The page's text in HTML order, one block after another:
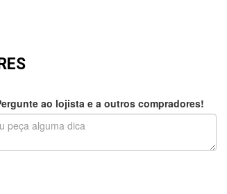
ao lojista e a outros compradores!